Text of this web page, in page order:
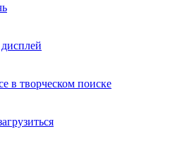
в творческом поиске